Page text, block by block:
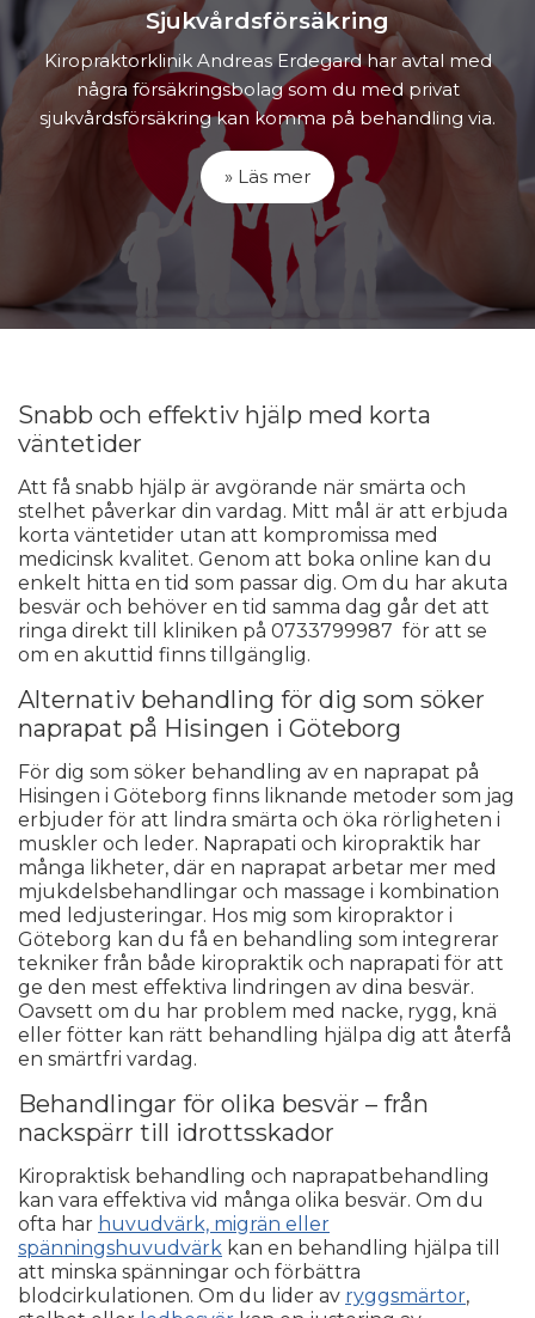
Sjukvårdsförsäkring
Kiropraktorklinik Andreas Erdegard har avtal med
några försäkringsbolag som du med privat
sjukvårdsförsäkring kan komma på behandling via.
» Läs mer
Snabb och effektiv hjälp med korta
väntetider
Att få snabb hjälp är avgörande när smärta och
stelhet påverkar din vardag. Mitt mål är att erbjuda
korta väntetider utan att kompromissa med
medicinsk kvalitet. Genom att boka online kan du
enkelt hitta en tid som passar dig. Om du har akuta
besvär och behöver en tid samma dag går det att
ringa direkt till kliniken på 0733799987 för att se
om en akuttid finns tillgänglig.
Alternativ behandling för dig som söker
naprapat på Hisingen i Göteborg
För dig som söker behandling av en naprapat på
Hisingen i Göteborg finns liknande metoder som jag
erbjuder för att lindra smärta och öka rörligheten i
muskler och leder. Naprapati och kiropraktik har
många likheter, där en naprapat arbetar mer med
mjukdelsbehandlingar och massage i kombination
med ledjusteringar. Hos mig som kiropraktor i
Göteborg kan du få en behandling som integrerar
tekniker från både kiropraktik och naprapati för att
ge den mest effektiva lindringen av dina besvär.
Oavsett om du har problem med nacke, rygg, knä
eller fötter kan rätt behandling hjälpa dig att återfå
en smärtfri vardag.
Behandlingar för olika besvär – från
nackspärr till idrottsskador
Kiropraktisk behandling och naprapatbehandling
kan vara effektiva vid många olika besvär. Om du
ofta har huvudvärk, migrän eller
spänningshuvudvärk kan en behandling hjälpa till
att minska spänningar och förbättra
blodcirkulationen. Om du lider av ryggsmärtor,